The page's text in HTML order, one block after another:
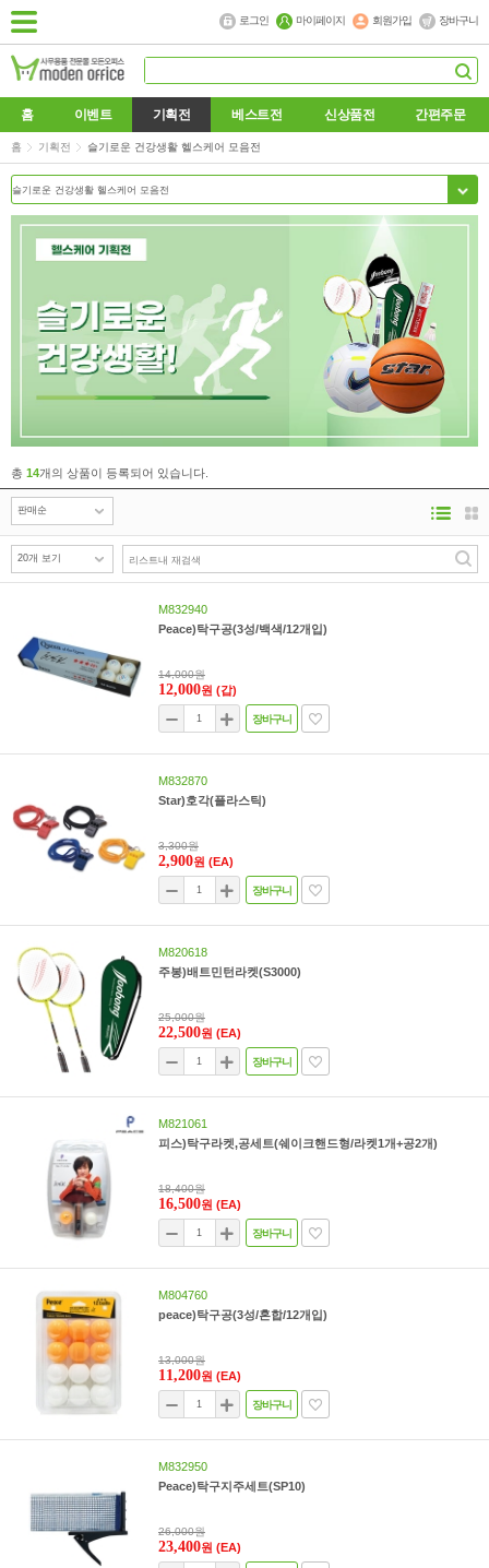
로그인 마이페이지 회원가입 장바구니
홈 이벤트 기획전 베스트전 신상품전 간편주문
홈 기획전 슬기로운 건강생활 헬스케어 모음전
총 14개의 상품이 등록되어 있습니다.
M832940
Peace)탁구공(3성/백색/12개입)
14,000원
12,000원 (갑)
장바구니
M832870
Star)호각(플라스틱)
3,300원
2,900원 (EA)
장바구니
M820618
주봉)배트민턴라켓(S3000)
25,000원
22,500원 (EA)
장바구니
M821061
피스)탁구라켓,공세트(쉐이크핸드형/라켓1개+공2개)
18,400원
16,500원 (EA)
장바구니
M804760
peace)탁구공(3성/혼합/12개입)
13,000원
11,200원 (EA)
장바구니
M832950
Peace)탁구지주세트(SP10)
26,000원
23,400원 (EA)